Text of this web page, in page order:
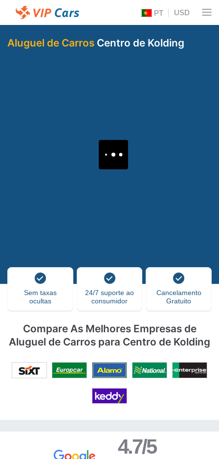
PT USD
Aluguel de Carros Centro de Kolding
Sem taxas
ocultas
24/7 suporte ao
consumidor
Cancelamento
Gratuito
Compare As Melhores Empresas de
Aluguel de Carros para Centro de Kolding
4.7/5